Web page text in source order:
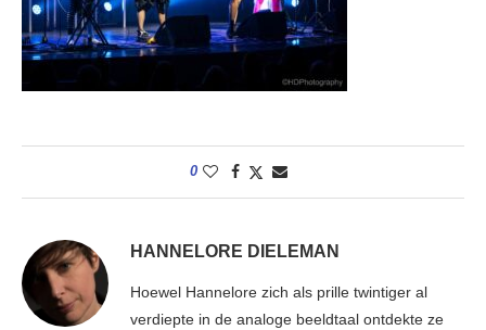
0
HANNELORE DIELEMAN
Hoewel Hannelore zich als prille twintiger al
verdiepte in de analoge beeldtaal ontdekte ze